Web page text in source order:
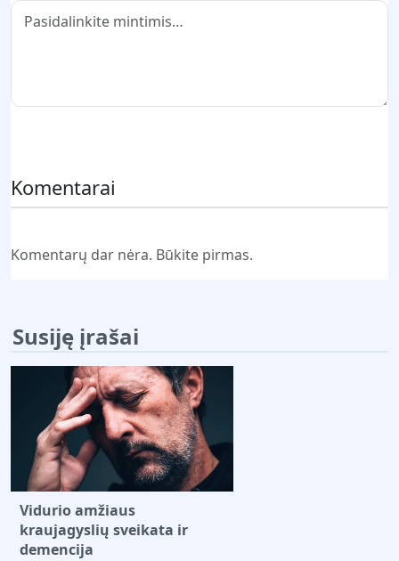
Komentarai
Komentarų dar nėra. Būkite pirmas.
Susiję įrašai
Vidurio amžiaus
kraujagyslių sveikata ir
demencija